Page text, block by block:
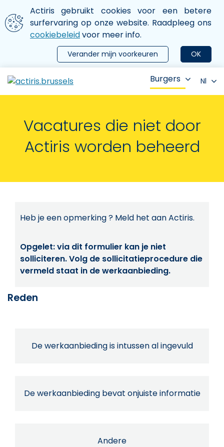
Aller au contenu principal
We gebruiken cookies
Actiris gebruikt cookies voor een betere
surfervaring op onze website. Raadpleeg ons
cookiebeleidvoor meer info.
OK
Verander mijn voorkeuren
le menu
Burgers Nl
Vacatures die niet door
Actiris worden beheerd
Heb je een opmerking ? Meld het aan Actiris.
Opgelet: via dit formulier kan je niet
solliciteren. Volg de sollicitatieprocedure die
vermeld staat in de werkaanbieding.
Reden
De werkaanbieding is intussen al ingevuld
De werkaanbieding bevat onjuiste informatie
Andere